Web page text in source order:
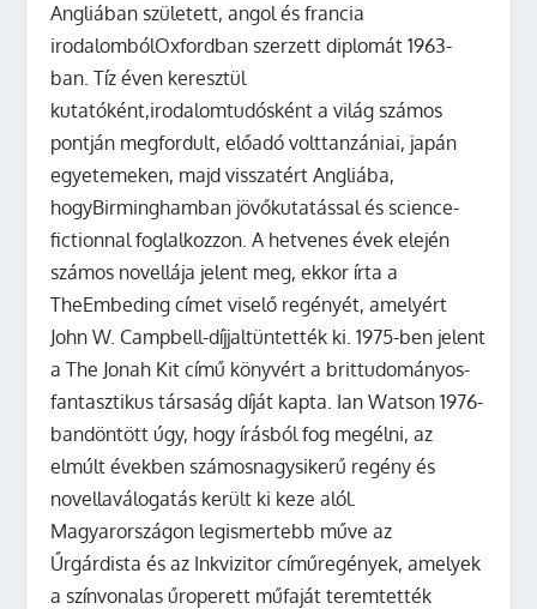
Angliában született, angol és francia
irodalombólOxfordban szerzett diplomát 1963-
ban. Tíz éven keresztül
kutatóként,irodalomtudósként a világ számos
pontján megfordult, előadó volttanzániai, japán
egyetemeken, majd visszatért Angliába,
hogyBirminghamban jövőkutatással és science-
fictionnal foglalkozzon. A hetvenes évek elején
számos novellája jelent meg, ekkor írta a
TheEmbeding címet viselő regényét, amelyért
John W. Campbell-díjjaltüntették ki. 1975-ben jelent
a The Jonah Kit című könyvért a brittudományos-
fantasztikus társaság díját kapta. Ian Watson 1976-
bandöntött úgy, hogy írásból fog megélni, az
elmúlt években számosnagysikerű regény és
novellaválogatás került ki keze alól.
Magyarországon legismertebb műve az
Űrgárdista és az Inkvizitor címűregények, amelyek
a színvonalas űroperett műfaját teremtették